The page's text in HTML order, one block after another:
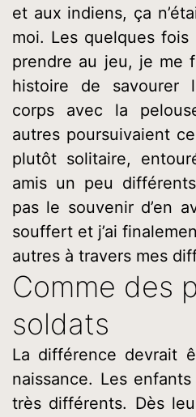
et aux indiens, ça
moi. Les quelques
prendre au jeu, je me
histoire de savourer
corps avec la
autres poursuivaient
plutôt solitaire,
amis un peu
pas le souvenir d’en
souffert et j’ai
autres à travers mes
Comme des
soldats
La différence devrait
naissance. Les
très différents. Dès